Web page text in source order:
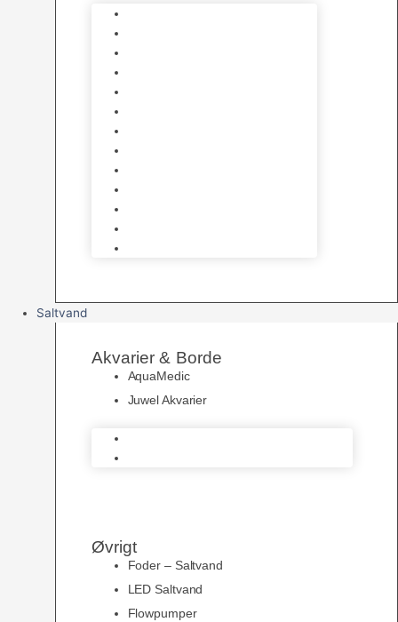
Saltvand
Akvarier & Borde
AquaMedic
Juwel Akvarier
Øvrigt
Foder – Saltvand
LED Saltvand
Flowpumper